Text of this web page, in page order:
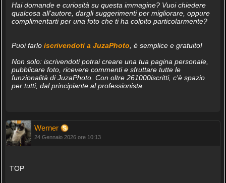
Hai domande e curiosità su questa immagine? Vuoi chiedere
qualcosa all'autore, dargli suggerimenti per migliorare, oppure
complimentarti per una foto che ti ha colpito particolarmente?
Puoi farlo iscrivendoti a JuzaPhoto , è semplice e gratuito!
Non solo: iscrivendoti potrai creare una tua pagina personale,
pubblicare foto, ricevere commenti e sfruttare tutte le
funzionalità di JuzaPhoto. Con oltre 261000iscritti, c'è spazio
per tutti, dal principiante al professionista.
Werner
24 Gennaio 2026 ore 10:13
TOP